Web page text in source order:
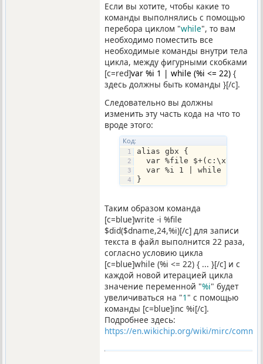
Если вы хотите, чтобы какие то
команды выполнялись с помощью
перебора циклом "while", то вам
необходимо поместить все
необходимые команды внутри тела
цикла, между фигурными скобками
[c=red]var %i 1 | while (%i <= 22) {
здесь должны быть команды }[/c].
Следовательно вы должны
изменить эту часть кода на что то
вроде этого:
Код:
alias gbx {
var %file
var %i 1 | while (%i <=
}
Таким образом команда
[c=blue]write -i %file
$did($dname,24,%i)[/c] для записи
текста в файл выполнится 22 раза,
согласно условию цикла
[c=blue]while (%i <= 22) { ... }[/c] и с
каждой новой итерацией цикла
значение переменной "%i" будет
увеличиваться на "1 " с помощью
команды [c=blue]inc %i[/c].
Подробнее здесь:
https://en.wikichip.org/wiki/mirc/